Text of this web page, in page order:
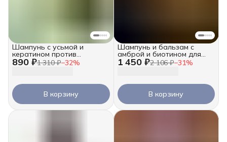
890 ₽1 310 ₽−32%
Шампунь с усьмой и
кератином против
выпадения, 250 мл
В корзину
1 450 ₽2 106 ₽−31%
Шампунь и бальзам с
амброй и биотином для
объема, 2х250 мл
В корзину